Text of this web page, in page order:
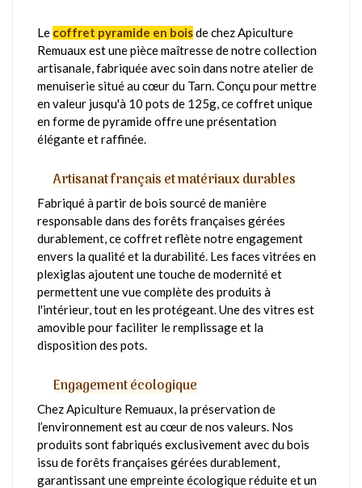
Le coffret pyramide en boisde chez Apiculture
Remuaux est une pièce maîtresse de notre collection
artisanale, fabriquée avec soin dans notre atelier de
menuiserie situé au cœur du Tarn. Conçu pour mettre
en valeur jusqu'à 10 pots de 125g, ce coffret unique
en forme de pyramide offre une présentation
élégante et raffinée.
Artisanat français et matériaux durables
Fabriqué à partir de bois sourcé de manière
responsable dans des forêts françaises gérées
durablement, ce coffret reflète notre engagement
envers la qualité et la durabilité. Les faces vitrées en
plexiglas ajoutent une touche de modernité et
permettent une vue complète des produits à
l'intérieur, tout en les protégeant. Une des vitres est
amovible pour faciliter le remplissage et la
disposition des pots.
Engagement écologique
Chez Apiculture Remuaux, la préservation de
l’environnement est au cœur de nos valeurs. Nos
produits sont fabriqués exclusivement avec du bois
issu de forêts françaises gérées durablement,
garantissant une empreinte écologique réduite et un